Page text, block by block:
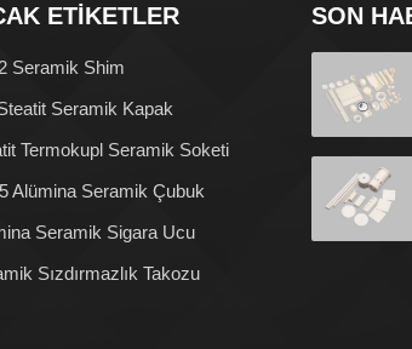
ETİKETLER
Seramik Shim
Seramik Kapak
Termokupl Seramik Soketi
Alümina Seramik Çubuk
Seramik Sigara Ucu
Sızdırmazlık Takozu
SON